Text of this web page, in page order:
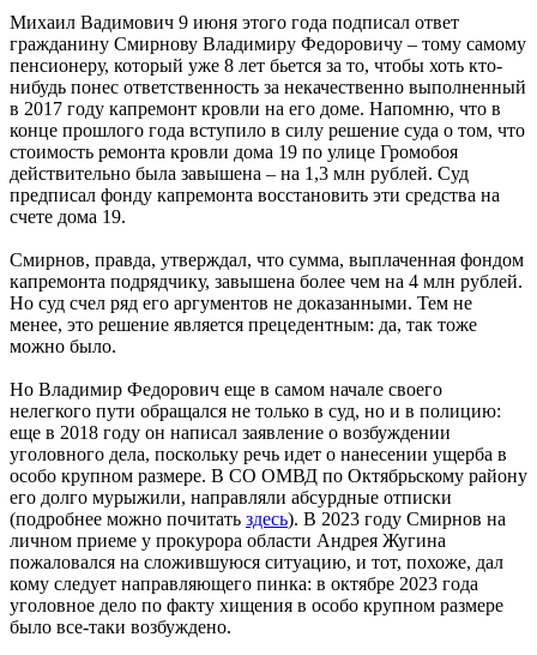
Михаил Вадимович 9 июня этого года подписал ответ
гражданину Смирнову Владимиру Федоровичу – тому самому
пенсионеру, который уже 8 лет бьется за то, чтобы хоть кто-
нибудь понес ответственность за некачественно выполненный
в 2017 году капремонт кровли на его доме. Напомню, что в
конце прошлого года вступило в силу решение суда о том, что
стоимость ремонта кровли дома 19 по улице Громобоя
действительно была завышена – на 1,3 млн рублей. Суд
предписал фонду капремонта восстановить эти средства на
счете дома 19.
Смирнов, правда, утверждал, что сумма, выплаченная фондом
капремонта подрядчику, завышена более чем на 4 млн рублей.
Но суд счел ряд его аргументов не доказанными. Тем не
менее, это решение является прецедентным: да, так тоже
можно было.
Но Владимир Федорович еще в самом начале своего
нелегкого пути обращался не только в суд, но и в полицию:
еще в 2018 году он написал заявление о возбуждении
уголовного дела, поскольку речь идет о нанесении ущерба в
особо крупном размере. В СО ОМВД по Октябрьскому району
его долго мурыжили, направляли абсурдные отписки
(подробнее можно почитать здесь). В 2023 году Смирнов на
личном приеме у прокурора области Андрея Жугина
пожаловался на сложившуюся ситуацию, и тот, похоже, дал
кому следует направляющего пинка: в октябре 2023 года
уголовное дело по факту хищения в особо крупном размере
было все-таки возбуждено.